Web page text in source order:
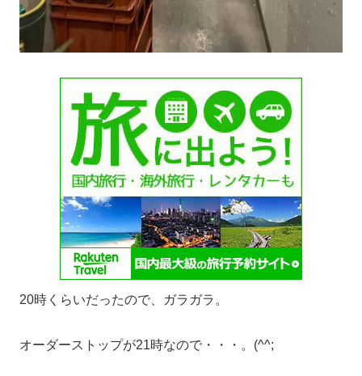
20時くらいだったので、ガラガラ。
オーダーストップが21時なので・・・。(^^;